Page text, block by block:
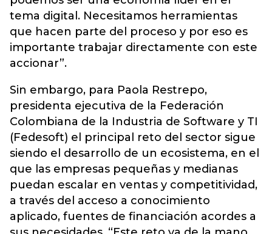
tema digital. Necesitamos herramientas
que hacen parte del proceso y por eso es
importante trabajar directamente con este
accionar”.
Sin embargo, para Paola Restrepo,
presidenta ejecutiva de la Federación
Colombiana de la Industria de Software y TI
(Fedesoft) el principal reto del sector sigue
siendo el desarrollo de un ecosistema, en el
que las empresas pequeñas y medianas
puedan escalar en ventas y competitividad,
a través del acceso a conocimiento
aplicado, fuentes de financiación acordes a